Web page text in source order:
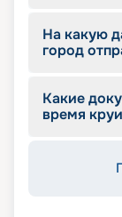
На какую
город
Какие
время